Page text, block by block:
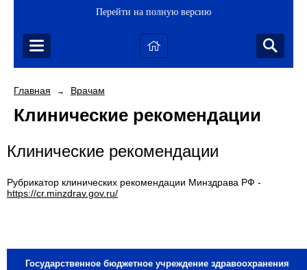
Перейти на полную версию
Главная → Врачам
Клинические рекомендации
Клинические рекомендации
Рубрикатор клинических рекомендации Минздрава РФ -
https://cr.minzdrav.gov.ru/
Государственное бюджетное учреждение здравоохранения